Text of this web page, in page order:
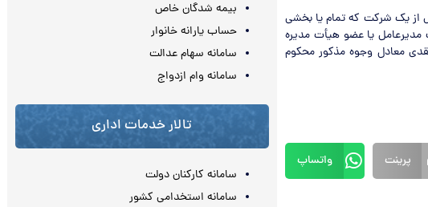
از يک شرکت که تمام يا بخشي
يا عضو هيأت مديره
معادل وجوه مذکور محکوم
پرینت واتساپ
بیمه شدگان خاص
حساب یارانه خانوار
سامانه سهام عدالت
سامانه وام ازدواج
تالار خدمات اداری
سامانه کارکنان دولت
سامانه استخدامی کشور